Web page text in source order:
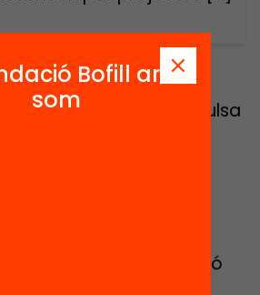
a través del portal
que impulsa
ens explica com la
implicació són l’eix
els objectius de
campanya de
part d’una col·lecció
de suport i
Bofill ara
som